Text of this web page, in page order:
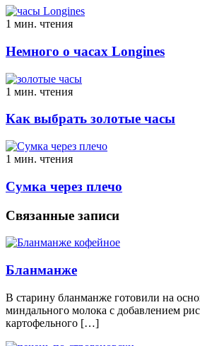
1 мин. чтения
Немного о часах Longines
1 мин. чтения
Как выбрать золотые часы
1 мин. чтения
Сумка через плечо
Связанные записи
Бланманже
В старину бланманже готовили на
миндального молока с добавлением
картофельного […]